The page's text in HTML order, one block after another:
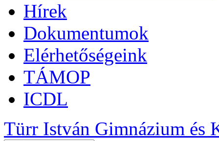
Hírek
Dokumentumok
Elérhetőségeink
TÁMOP
ICDL
Türr István Gimnázium és